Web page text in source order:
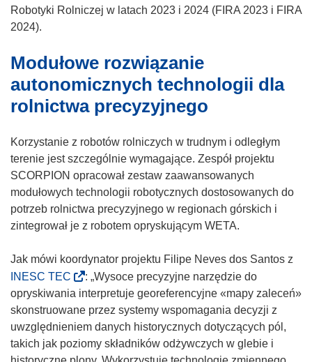
y
ę
n
o
y
m
o
k
n
i
)
o
k
o
o
r
y
s
w
o
w
y
m
o
d
n
i
t
w
r
z
i
w
n
o
w
Robotyki Rolniczej w latach 2023 i 2024 (FIRA 2023 i FIRA
2024).
Modułowe rozwiązanie
autonomicznych technologii dla
rolnictwa precyzyjnego
Korzystanie z robotów rolniczych w trudnym i odległym
terenie jest szczególnie wymagające. Zespół projektu
SCORPION opracował zestaw zaawansowanych
modułowych technologii robotycznych dostosowanych do
potrzeb rolnictwa precyzyjnego w regionach górskich i
zintegrował je z robotem opryskującym WETA.
Jak mówi koordynator projektu Filipe Neves dos Santos z
INESC TEC
o
d
n
o
ś
: „Wysoce precyzyjne narzędzie do
opryskiwania interpretuje georeferencyjne «mapy zaleceń»
skonstruowane przez systemy wspomagania decyzji z
uwzględnieniem danych historycznych dotyczących pól,
takich jak poziomy składników odżywczych w glebie i